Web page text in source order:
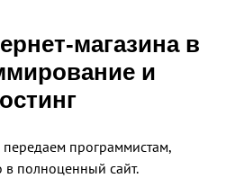
магазина в
и
программистам,
полноценный сайт.